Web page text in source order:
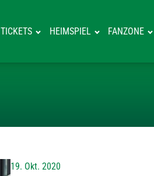
TICKETS HEIMSPIEL FANZONE
19. Okt. 2020